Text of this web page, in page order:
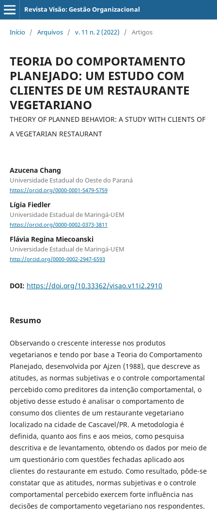
Revista Visão: Gestão Organizacional
Início / Arquivos / v. 11 n. 2 (2022) / Artigos
TEORIA DO COMPORTAMENTO
PLANEJADO: UM ESTUDO COM
CLIENTES DE UM RESTAURANTE
VEGETARIANO
THEORY OF PLANNED BEHAVIOR: A STUDY WITH CLIENTS OF
A VEGETARIAN RESTAURANT
Azucena Chang
Universidade Estadual do Oeste do Paraná
https://orcid.org/0000-0001-5479-5759
Lígia Fiedler
Universidade Estadual de Maringá-UEM
https://orcid.org/0000-0002-0373-3811
Flávia Regina Miecoanski
Universidade Estadual de Maringá-UEM
http://orcid.org/0000-0002-2947-6593
DOI: https://doi.org/10.33362/visao.v11i2.2910
Resumo
Observando o crescente interesse nos produtos
vegetarianos e tendo por base a Teoria do Comportamento
Planejado, desenvolvida por Ajzen (1988), que descreve as
atitudes, as normas subjetivas e o controle comportamental
percebido como preditores da intenção comportamental, o
objetivo desse estudo é analisar o comportamento de
consumo dos clientes de um restaurante vegetariano
localizado na cidade de Cascavel/PR. A metodologia é
definida, quanto aos fins e aos meios, como pesquisa
descritiva e de levantamento, obtendo os dados por meio de
um questionário com questões fechadas aplicado aos
clientes do restaurante em estudo. Como resultado, pôde-se
constatar que as atitudes, normas subjetivas e o controle
comportamental percebido exercem forte influência nas
decisões de comportamento vegetariano nos respondentes.